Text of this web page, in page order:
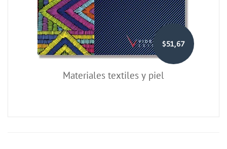
$51,67
Materiales textiles y piel